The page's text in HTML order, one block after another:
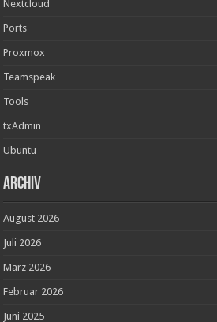
Nextcloud
Ports
Proxmox
Teamspeak
Tools
txAdmin
Ubuntu
Archiv
August 2026
Juli 2026
März 2026
Februar 2026
Juni 2025